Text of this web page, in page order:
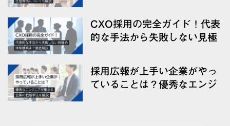
CXO採用の完全ガイド！代表
的な手法から失敗しない見極
採用広報が上手い企業がやっ
ていることは？優秀なエンジ